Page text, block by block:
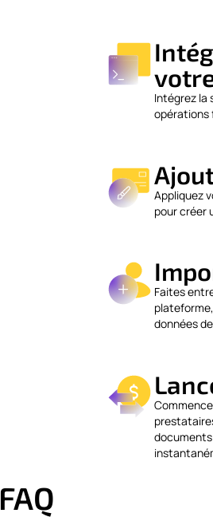
Intégrez la
opérations
Appliquez
pour créer
Faites
données
FAQ